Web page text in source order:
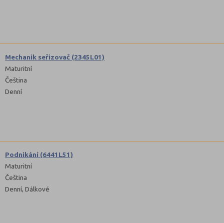
Mechanik seřizovač (2345L01)
Maturitní
Čeština
Denní
Podnikání (6441L51)
Maturitní
Čeština
Denní, Dálkové